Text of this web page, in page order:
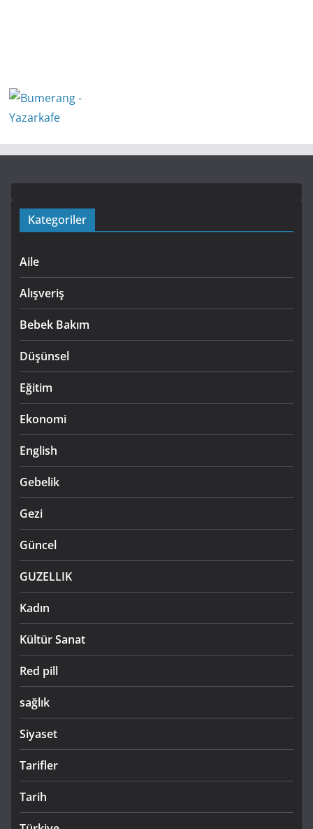
Kategoriler
Aile
Alışveriş
Bebek Bakım
Düşünsel
Eğitim
Ekonomi
English
Gebelik
Gezi
Güncel
GUZELLIK
Kadın
Kültür Sanat
Red pill
sağlık
Siyaset
Tarifler
Tarih